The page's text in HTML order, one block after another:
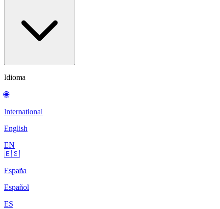
Idioma
🌐
International
English
EN
🇪🇸
España
Español
ES